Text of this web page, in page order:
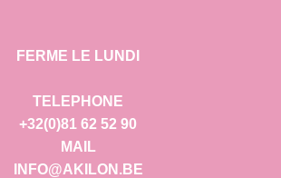
FERME LE LUNDI
TELEPHONE
+32(0)81 62 52 90
MAIL
INFO@AKILON.BE